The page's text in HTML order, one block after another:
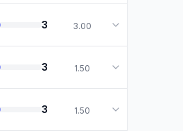
3 3.00
3 1.50
3 1.50